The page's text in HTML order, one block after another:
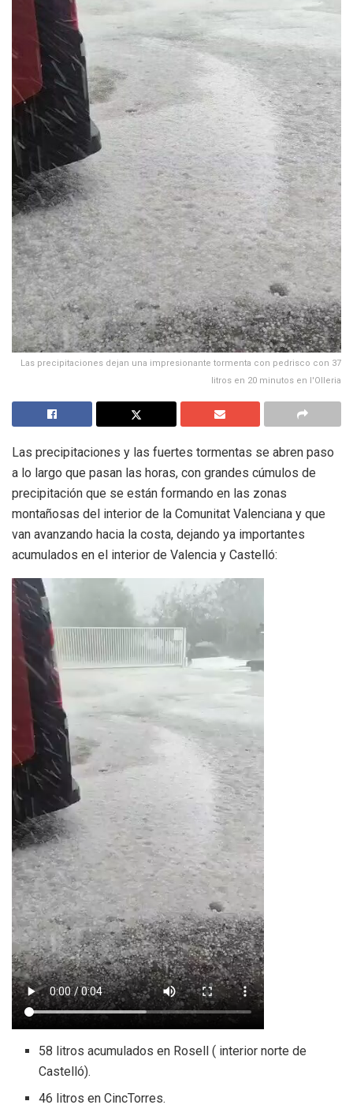
Las precipitaciones dejan una impresionante tormenta con pedrisco con 37
litros en 20 minutos en l'Olleria
Las precipitaciones y las fuertes tormentas se abren paso
a lo largo que pasan las horas, con grandes cúmulos de
precipitación que se están formando en las zonas
montañosas del interior de la Comunitat Valenciana y que
van avanzando hacia la costa, dejando ya importantes
acumulados en el interior de Valencia y Castelló:
58 litros acumulados en Rosell ( interior norte de
Castelló).
46 litros en CincTorres.